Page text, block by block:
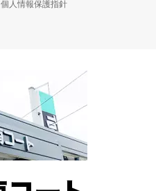
個人情報保護指針